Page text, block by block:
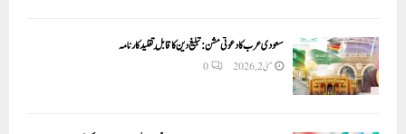
سعودی عرب کا دعوتی مشن: تبلیغ دین کا قابلِ تقلید کارنامہ
مئی 2, 2026 0